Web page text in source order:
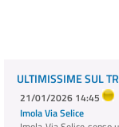
ULTIMISSIME SUL
21/01/2026 14:45
Imola Via Selice